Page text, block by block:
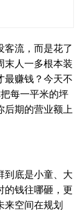
客流，而是花了
末人一多根本装
最赚钱？今天不
每一平米的坪
后期的营业额上
到底是小童、大
的钱往哪砸，更
来空间在规划